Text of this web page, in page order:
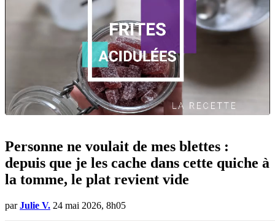
Personne ne voulait de mes blettes :
depuis que je les cache dans cette quiche à
la tomme, le plat revient vide
par Julie V. 24 mai 2026, 8h05